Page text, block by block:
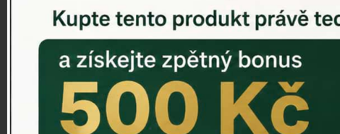
DEKORACE NA HROB
RETRO KONZOLE
Domovní čísla - litina
DEKORACE NA ZEĎ
ZVONKOHRA
ZVONY A ZVONKY
PTAČÍ KRMÍTKA